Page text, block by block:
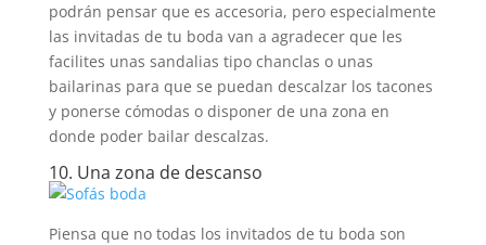
podrán pensar que es accesoria, pero especialmente
las invitadas de tu boda van a agradecer que les
facilites unas sandalias tipo chanclas o unas
bailarinas para que se puedan descalzar los tacones
y ponerse cómodas o disponer de una zona en
donde poder bailar descalzas.
10. Una zona de descanso
Piensa que no todas los invitados de tu boda son